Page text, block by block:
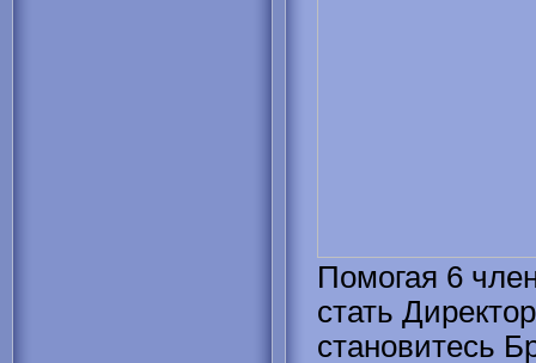
Помогая 6
стать
становитесь